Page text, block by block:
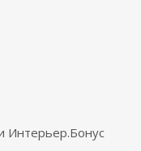
Интерьер.Бонус